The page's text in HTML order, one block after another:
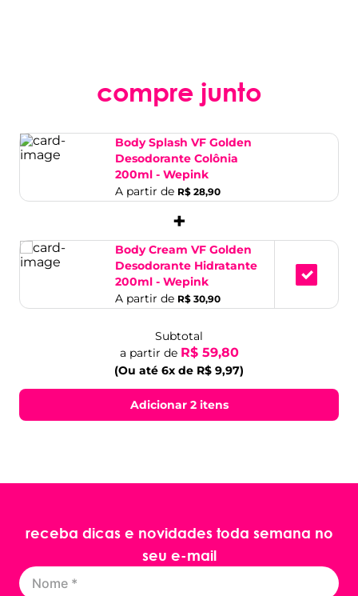
compre junto
Body Splash VF Golden
Desodorante Colônia
200ml - Wepink
A partir de R$ 28,90
+
Body Cream VF Golden
Desodorante Hidratante
200ml - Wepink
A partir de R$ 30,90
Subtotal
a partir de R$ 59,80
(Ou até 6x de R$ 9,97)
Adicionar 2 itens
receba dicas e novidades toda semana no
seu e-mail